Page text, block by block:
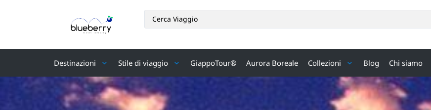
Destinazioni Stile di viaggio GiappoTour® Aurora Boreale Collezioni Blog Chi siamo